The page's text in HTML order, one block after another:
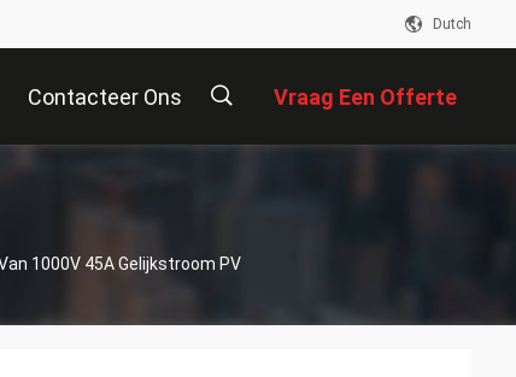
Dutch
Contacteer Ons Vraag Een Offerte
1000V 45A Gelijkstroom PV